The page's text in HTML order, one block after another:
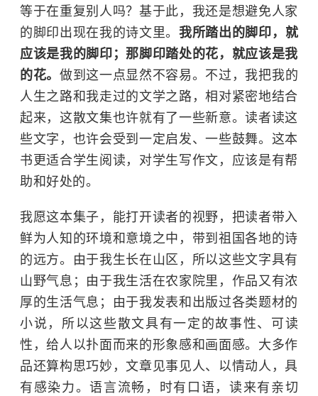
等于在重复别人吗？基于此，我还是想避免人家
的脚印出现在我的诗文里。我所踏出的脚印，就
应该是我的脚印；那脚印踏处的花，就应该是我
的花。做到这一点显然不容易。不过，我把我的
人生之路和我走过的文学之路，相对紧密地结合
起来，这散文集也许就有了一些新意。读者读这
些文字，也许会受到一定启发、一些鼓舞。这本
书更适合学生阅读，对学生写作文，应该是有帮
助和好处的。
我愿这本集子，能打开读者的视野，把读者带入
鲜为人知的环境和意境之中，带到祖国各地的诗
的远方。由于我生长在山区，所以这些文字具有
山野气息；由于我生活在农家院里，作品又有浓
厚的生活气息；由于我发表和出版过各类题材的
小说，所以这些散文具有一定的故事性、可读
性，给人以扑面而来的形象感和画面感。大多作
品还算构思巧妙，文章见事见人、以情动人，具
有感染力。语言流畅，时有口语，读来有亲切